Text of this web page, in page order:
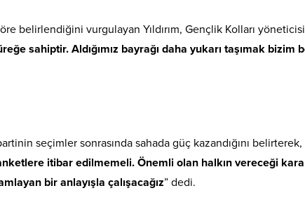
belirlendiğini vurgulayan Yıldırım, Gençlik Kolları
sahiptir. Aldığımız bayrağı daha yukarı taşımak
seçimler sonrasında sahada güç kazandığını
itibar edilmemeli. Önemli olan halkın vereceği
bir anlayışla çalışacağız” dedi.